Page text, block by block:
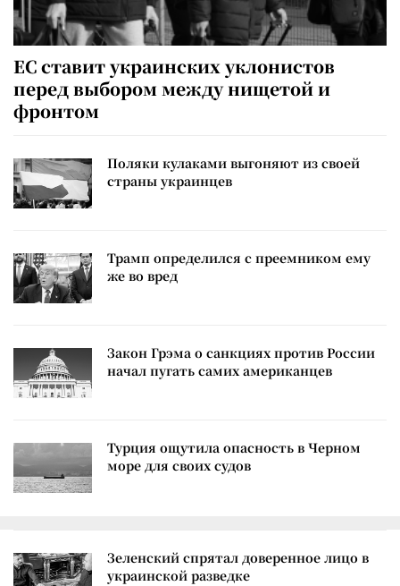
ЕС ставит украинских уклонистов
перед выбором между нищетой и
фронтом
Поляки кулаками выгоняют из своей
страны украинцев
Трамп определился с преемником ему
же во вред
Закон Грэма о санкциях против России
начал пугать самих американцев
Турция ощутила опасность в Черном
море для своих судов
Зеленский спрятал доверенное лицо в
украинской разведке